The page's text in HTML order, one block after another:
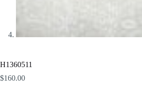
H1360511
$160.00